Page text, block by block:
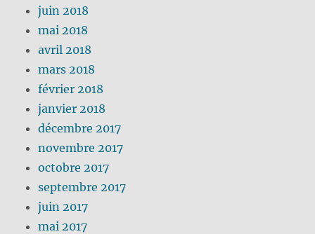
juin 2018
mai 2018
avril 2018
mars 2018
février 2018
janvier 2018
décembre 2017
novembre 2017
octobre 2017
septembre 2017
juin 2017
mai 2017